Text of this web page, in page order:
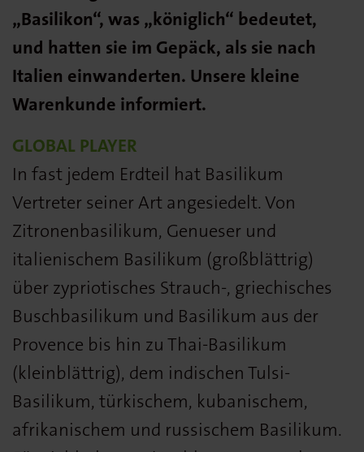
„Basilikon“, was „königlich“ bedeutet,
und hatten sie im Gepäck, als sie nach
Italien einwanderten. Unsere kleine
Warenkunde informiert.
GLOBAL PLAYER
In fast jedem Erdteil hat Basilikum
Vertreter seiner Art angesiedelt. Von
Zitronenbasilikum, Genueser und
italienischem Basilikum (großblättrig)
über zypriotisches Strauch-, griechisches
Buschbasilikum und Basilikum aus der
Provence bis hin zu Thai-Basilikum
(kleinblättrig), dem indischen Tulsi-
Basilikum, türkischem, kubanischem,
afrikanischem und russischem Basilikum.